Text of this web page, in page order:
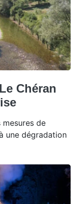
Chéran
de
une dégradation